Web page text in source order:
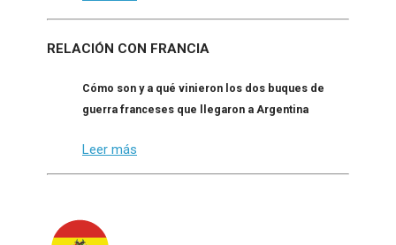
RELACIÓN CON FRANCIA
Cómo son y a qué vinieron los dos buques de
guerra franceses que llegaron a Argentina
Leer más